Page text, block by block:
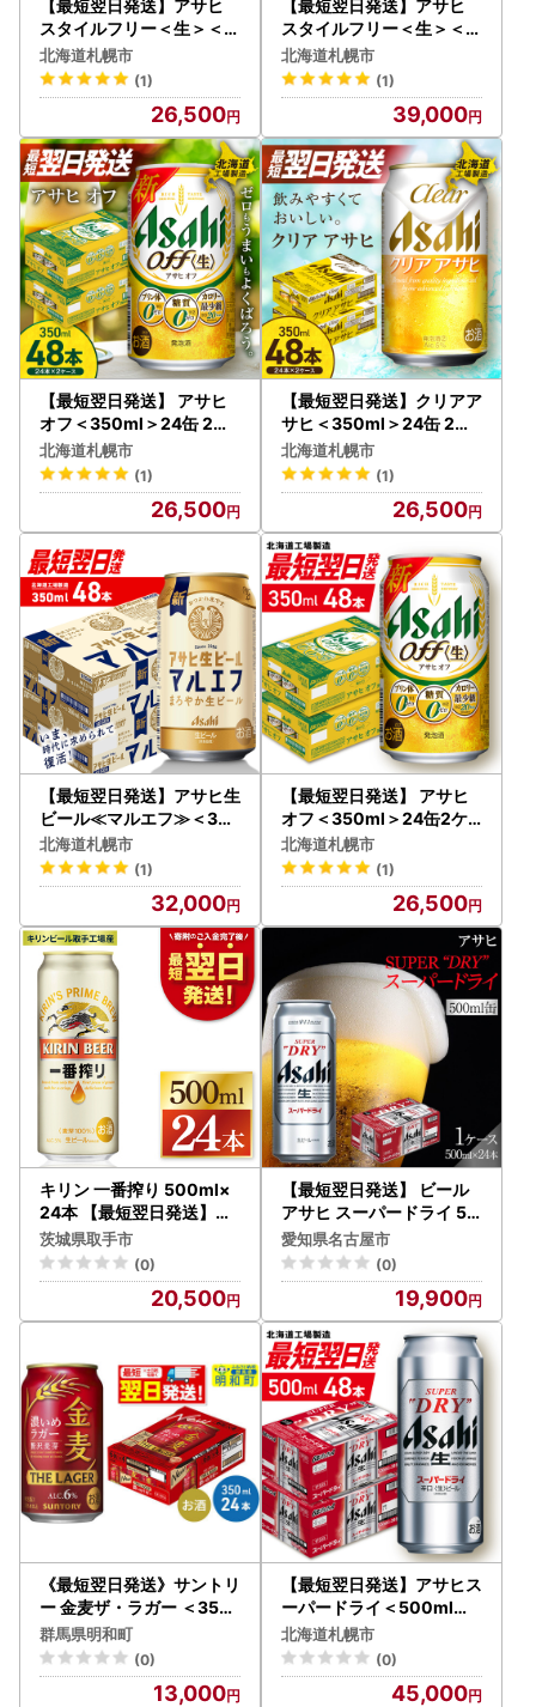
【最短翌日発送】アサヒ
スタイルフリー＜生＞＜3
50ml＞24缶 2ケース 北海
道工場製造
北海道札幌市
(1)
26,500
【最短翌日発送】アサヒ
スタイルフリー＜生＞＜5
00ml＞24缶 2ケース 北海
道工場製造
北海道札幌市
(1)
39,000
【最短翌日発送】 アサヒ
オフ＜350ml＞24缶 2ケ
ース 北海道工場製造
北海道札幌市
(1)
26,500
【最短翌日発送】クリアア
サヒ＜350ml＞24缶 2ケ
ース 北海道工場製造
北海道札幌市
(1)
26,500
【最短翌日発送】アサヒ生
ビール≪マルエフ≫＜350
ml＞24缶 2ケース 北海道
工場製造
北海道札幌市
(1)
32,000
【最短翌日発送】 アサヒ
オフ＜350ml＞24缶2ケ
ース 北海道工場製造
北海道札幌市
(1)
26,500
キリン 一番搾り 500ml×
24本 【最短翌日発送】｜
一番搾り ビール 生 スピー
ド 茨城県 取手市（ZC002
）
茨城県取手市
(0)
20,500
【最短翌日発送】 ビール
アサヒ スーパードライ 50
0ml 24本 1ケース
愛知県名古屋市
(0)
19,900
《最短翌日発送》サントリ
ー 金麦ザ・ラガー ＜350
ml×24缶＞
群馬県明和町
(0)
13,000
【最短翌日発送】アサヒス
ーパードライ＜500ml＞2
4缶 2ケース 北海道工場製
造
北海道札幌市
(0)
45,000